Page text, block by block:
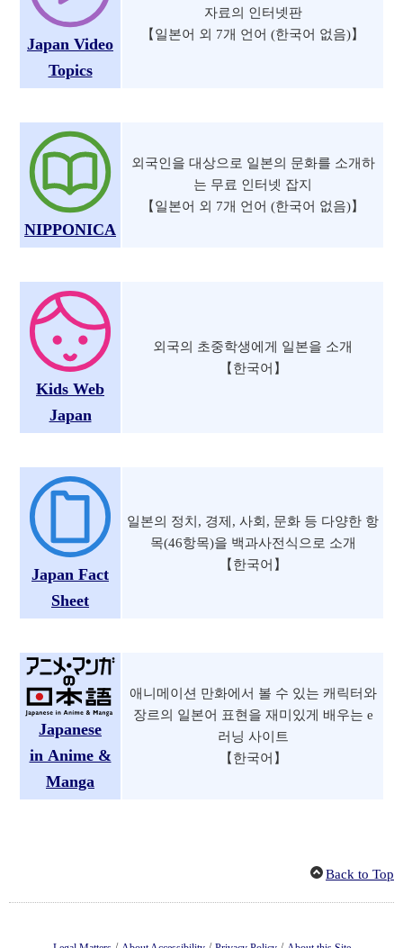
Japan Video
Topics
자료의 인터넷판
【일본어 외 7개 언어 (한국어 없음)】
NIPPONICA
외국인을 대상으로 일본의 문화를 소개하
는 무료 인터넷 잡지
【일본어 외 7개 언어 (한국어 없음)】
Kids Web
Japan
외국의 초중학생에게 일본을 소개
【한국어】
Japan Fact
Sheet
일본의 정치, 경제, 사회, 문화 등 다양한 항
목(46항목)을 백과사전식으로 소개
【한국어】
Japanese
in Anime &
Manga
애니메이션 만화에서 볼 수 있는 캐릭터와
장르의 일본어 표현을 재미있게 배우는 e
러닝 사이트
【한국어】
Back to Top